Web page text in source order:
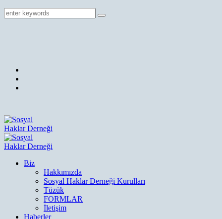
Biz
Hakkımızda
Sosyal Haklar Derneği Kurulları
Tüzük
FORMLAR
İletişim
Haberler